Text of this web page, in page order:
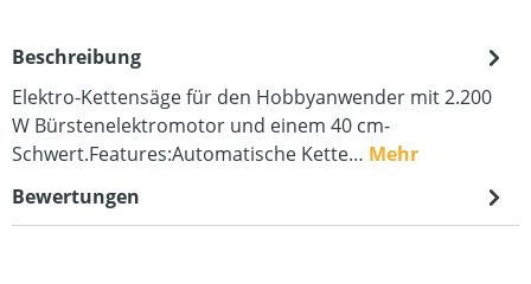
Beschreibung
Elektro-Kettensäge für den Hobbyanwender mit 2.200
W Bürstenelektromotor und einem 40 cm-
Schwert.Features:Automatische Kette… Mehr
Bewertungen